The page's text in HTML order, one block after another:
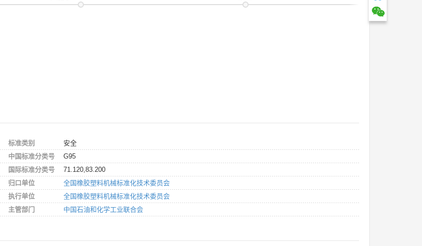
标准类别
安全
中国标准分类号
G95
国际标准分类号
71.120,83.200
归口单位
全国橡胶塑料机械标准化技术委员会
执行单位
全国橡胶塑料机械标准化技术委员会
主管部门
中国石油和化学工业联合会